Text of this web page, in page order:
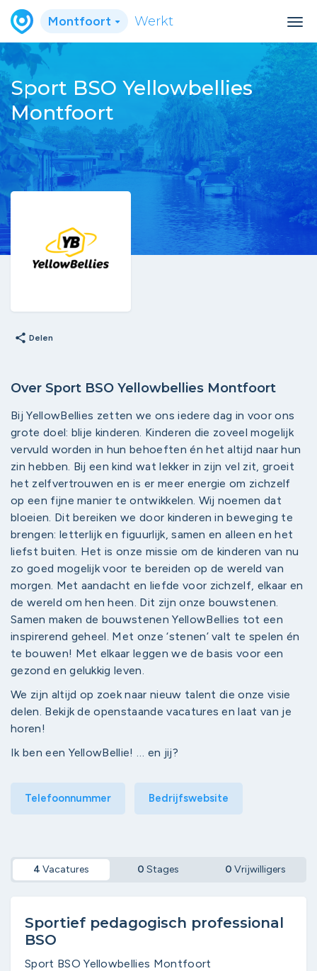
Montfoort Werkt
Sport BSO Yellowbellies
Montfoort
share Delen
Over Sport BSO Yellowbellies Montfoort
Bij YellowBellies zetten we ons iedere dag in voor ons
grote doel: blije kinderen. Kinderen die zoveel mogelijk
vervuld worden in hun behoeften én het altijd naar hun
zin hebben. Bij een kind wat lekker in zijn vel zit, groeit
het zelfvertrouwen en is er meer energie om zichzelf
op een fijne manier te ontwikkelen. Wij noemen dat
bloeien. Dit bereiken we door kinderen in beweging te
brengen: letterlijk en figuurlijk, samen en alleen en het
liefst buiten. Het is onze missie om de kinderen van nu
zo goed mogelijk voor te bereiden op de wereld van
morgen. Met aandacht en liefde voor zichzelf, elkaar en
de wereld om hen heen. Dit zijn onze bouwstenen.
Samen maken de bouwstenen YellowBellies tot een
inspirerend geheel. Met onze ‘stenen’ valt te spelen én
te bouwen! Met elkaar leggen we de basis voor een
gezond en gelukkig leven.
We zijn altijd op zoek naar nieuw talent die onze visie
delen. Bekijk de openstaande vacatures en laat van je
horen!
Ik ben een YellowBellie! … en jij?
Telefoonnummer Bedrijfswebsite
4 Vacatures 0 Stages 0 Vrijwilligers
Sportief pedagogisch professional
BSO
Sport BSO Yellowbellies Montfoort